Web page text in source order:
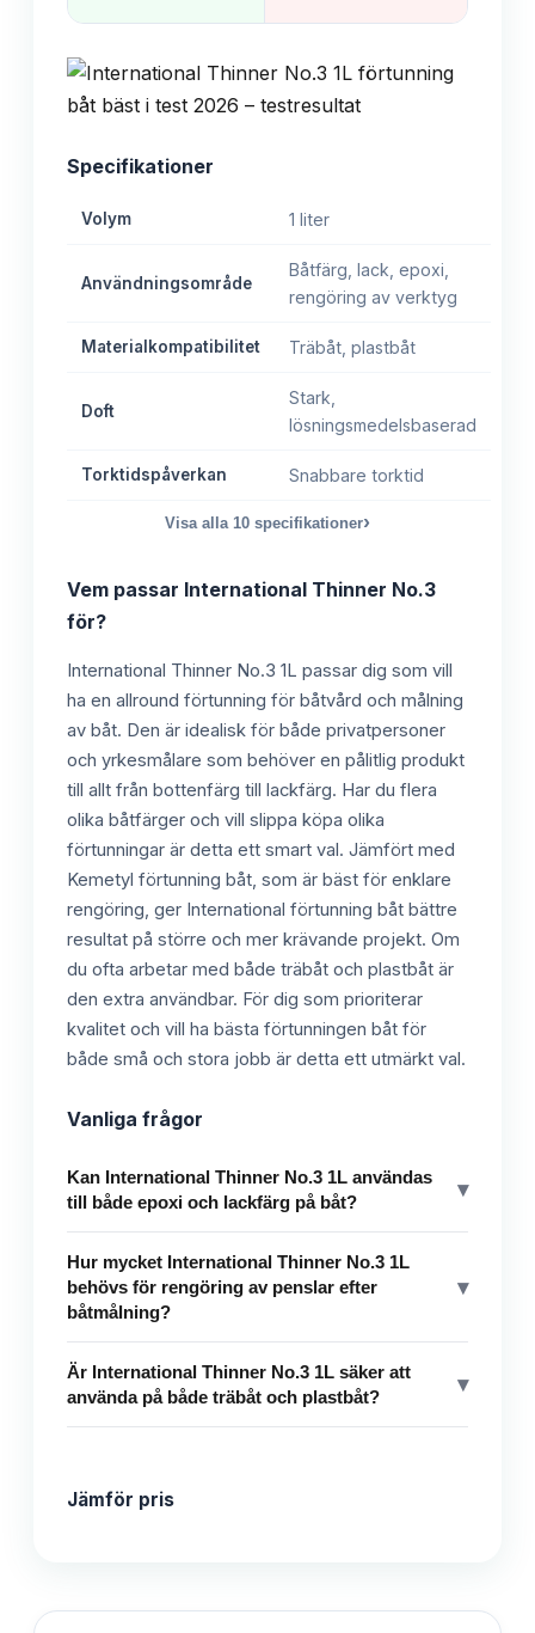
Specifikationer
Volym 1 liter
Användningsområde
Båtfärg, lack, epoxi,
rengöring av verktyg
Materialkompatibilitet Träbåt, plastbåt
Doft
Stark,
lösningsmedelsbaserad
Torktidspåverkan Snabbare torktid
Visa alla 10 specifikationer›
Vem passar International Thinner No.3
för?
International Thinner No.3 1L passar dig som vill
ha en allround förtunning för båtvård och målning
av båt. Den är idealisk för både privatpersoner
och yrkesmålare som behöver en pålitlig produkt
till allt från bottenfärg till lackfärg. Har du flera
olika båtfärger och vill slippa köpa olika
förtunningar är detta ett smart val. Jämfört med
Kemetyl förtunning båt, som är bäst för enklare
rengöring, ger International förtunning båt bättre
resultat på större och mer krävande projekt. Om
du ofta arbetar med både träbåt och plastbåt är
den extra användbar. För dig som prioriterar
kvalitet och vill ha bästa förtunningen båt för
både små och stora jobb är detta ett utmärkt val.
Vanliga frågor
Kan International Thinner No.3 1L användas
till både epoxi och lackfärg på båt?
▾
Hur mycket International Thinner No.3 1L
behövs för rengöring av penslar efter
båtmålning?
▾
Är International Thinner No.3 1L säker att
använda på både träbåt och plastbåt?
▾
Jämför pris